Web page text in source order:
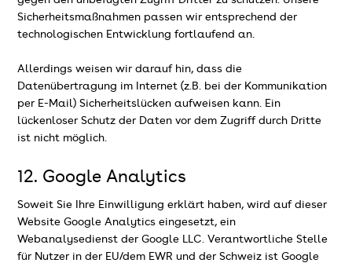
Sicherheitsmaßnahmen passen wir entsprechend der
technologischen Entwicklung fortlaufend an.
Allerdings weisen wir darauf hin, dass die
Datenübertragung im Internet (z.B. bei der Kommunikation
per E-Mail) Sicherheitslücken aufweisen kann. Ein
lückenloser Schutz der Daten vor dem Zugriff durch Dritte
ist nicht möglich.
12. Google Analytics
Soweit Sie Ihre Einwilligung erklärt haben, wird auf dieser
Website Google Analytics eingesetzt, ein
Webanalysedienst der Google LLC. Verantwortliche Stelle
für Nutzer in der EU/dem EWR und der Schweiz ist Google